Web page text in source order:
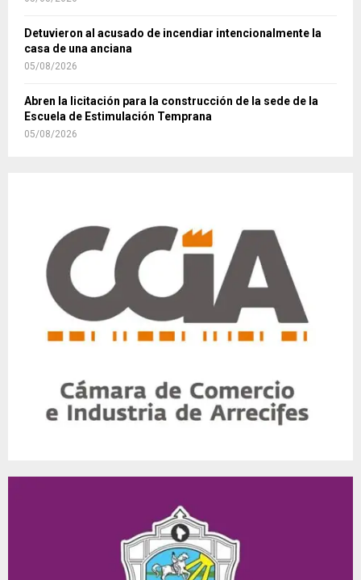
Detuvieron al acusado de incendiar intencionalmente la
casa de una anciana
05/08/2026
Abren la licitación para la construcción de la sede de la
Escuela de Estimulación Temprana
05/08/2026